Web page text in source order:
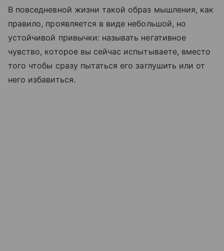
В повседневной жизни такой образ мышления, как
правило, проявляется в виде небольшой, но
устойчивой привычки: называть негативное
чувство, которое вы сейчас испытываете, вместо
того чтобы сразу пытаться его заглушить или от
него избавиться.